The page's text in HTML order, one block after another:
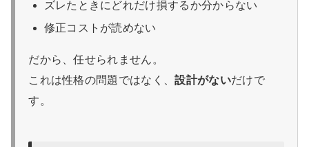
ズレたときにどれだけ損するか分からない
修正コストが読めない
だから、任せられません。
これは性格の問題ではなく、設計がないだけで
す。